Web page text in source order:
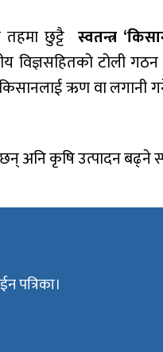
छुट्टै स्वतन्त्र
विज्ञसहितको टोली
ऋण वा लगानी
अनि कृषि उत्पादन बढ्ने
पत्रिका।